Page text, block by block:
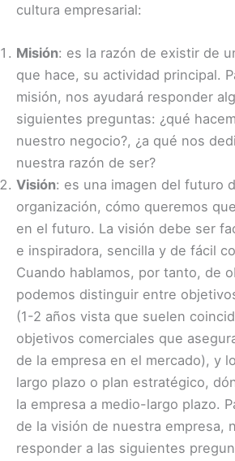
cultura empresarial:
Misión: es la razón de existir de
que hace, su actividad principal.
misión, nos ayudará responder
siguientes preguntas: ¿qué
nuestro negocio?, ¿a qué nos
nuestra razón de ser?
Visión: es una imagen del futuro
organización, cómo queremos
en el futuro. La visión debe ser
e inspiradora, sencilla y de fácil
Cuando hablamos, por tanto, de
podemos distinguir entre
(1-2 años vista que suelen
objetivos comerciales que
de la empresa en el mercado), y
largo plazo o plan estratégico,
la empresa a medio-largo plazo.
de la visión de nuestra empresa,
responder a las siguientes